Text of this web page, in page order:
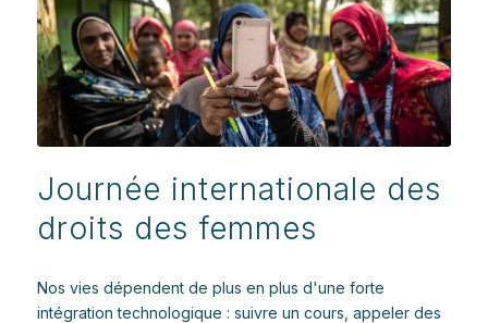
Journée internationale des
droits des femmes
Nos vies dépendent de plus en plus d'une forte
intégration technologique : suivre un cours, appeler des